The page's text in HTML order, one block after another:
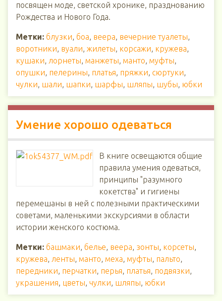
посвящен моде, светской хронике, празднованию
Рождества и Нового Года.
Метки: блузки, боа, веера, вечерние туалеты,
воротники, вуали, жилеты, корсажи, кружева,
кушаки, лорнеты, манжеты, манто, муфты,
опушки, пелерины, платья, пряжки, сюртуки,
чулки, шали, шапки, шарфы, шляпы, шубы, юбки
Умение хорошо одеваться
В книге освещаются общие
правила умения одеваться,
принципы "разумного
кокетства" и гигиены
перемешаны в ней с полезными практическими
советами, маленькими экскурсиями в области
истории женского костюма.
Метки: башмаки, белье, веера, зонты, корсеты,
кружева, ленты, манто, меха, муфты, пальто,
передники, перчатки, перья, платья, подвязки,
украшения, цветы, чулки, шляпы, юбки